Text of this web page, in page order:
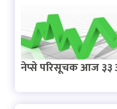
नेप्से परिसूचक आज ३३